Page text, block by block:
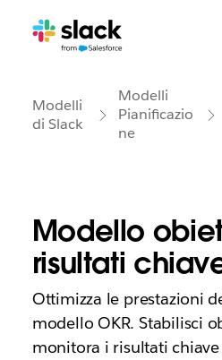
Modelli
di Slack
Modelli
Pianificazio
ne
Modello
risultati
Ottimizza le prestazioni
modello OKR. Stabilisci
monitora i risultati